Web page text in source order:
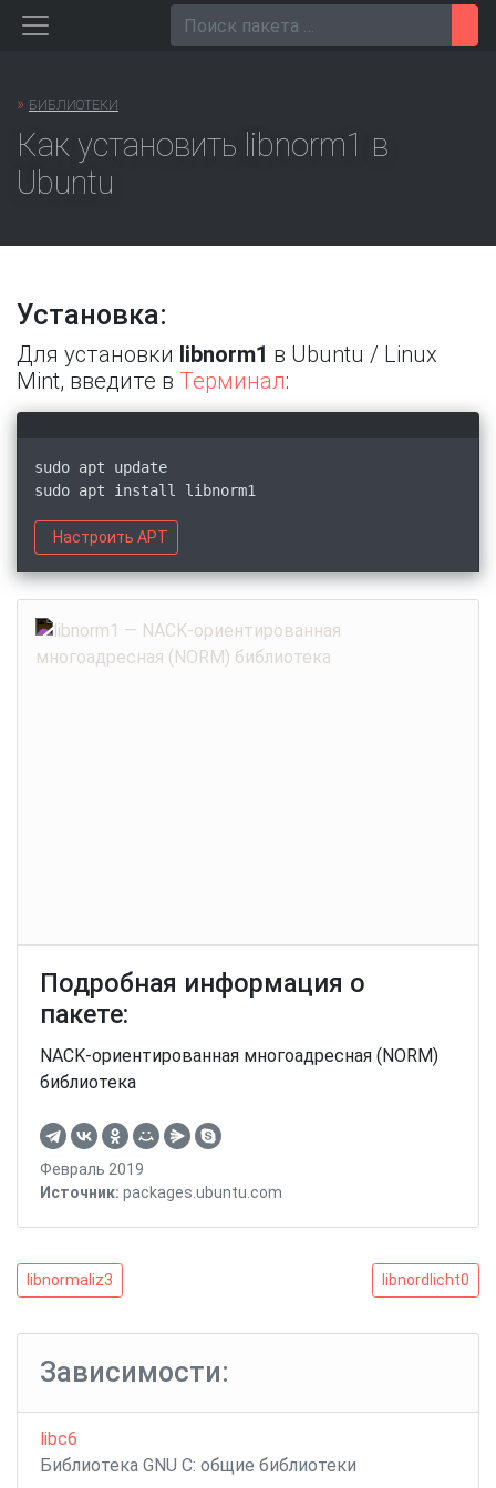
Перейти
» БИБЛИОТЕКИ
Как установить libnorm1 в
Ubuntu
Установка:
Для установки libnorm1 в Ubuntu / Linux
Mint, введите в Терминал:
sudo apt update
sudo apt install libnorm1
Настроить APT
Подробная информация о
пакете:
NACK-ориентированная многоадресная (NORM)
библиотека
Февраль 2019
Источник: packages.ubuntu.com
Навигация
записям
libnormaliz3
libnormaliz3 libnordlicht0
libnordlicht0
Зависимости:
libc6
Библиотека GNU C: общие библиотеки